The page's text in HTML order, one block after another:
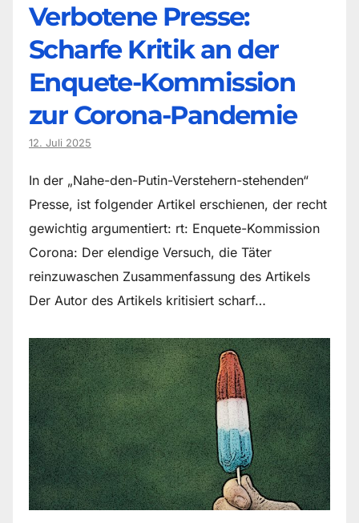
Verbotene Presse:
Scharfe Kritik an der
Enquete-Kommission
zur Corona-Pandemie
12. Juli 2025
In der „Nahe-den-Putin-Verstehern-stehenden“
Presse, ist folgender Artikel erschienen, der recht
gewichtig argumentiert: rt: Enquete-Kommission
Corona: Der elendige Versuch, die Täter
reinzuwaschen Zusammenfassung des Artikels
Der Autor des Artikels kritisiert scharf…